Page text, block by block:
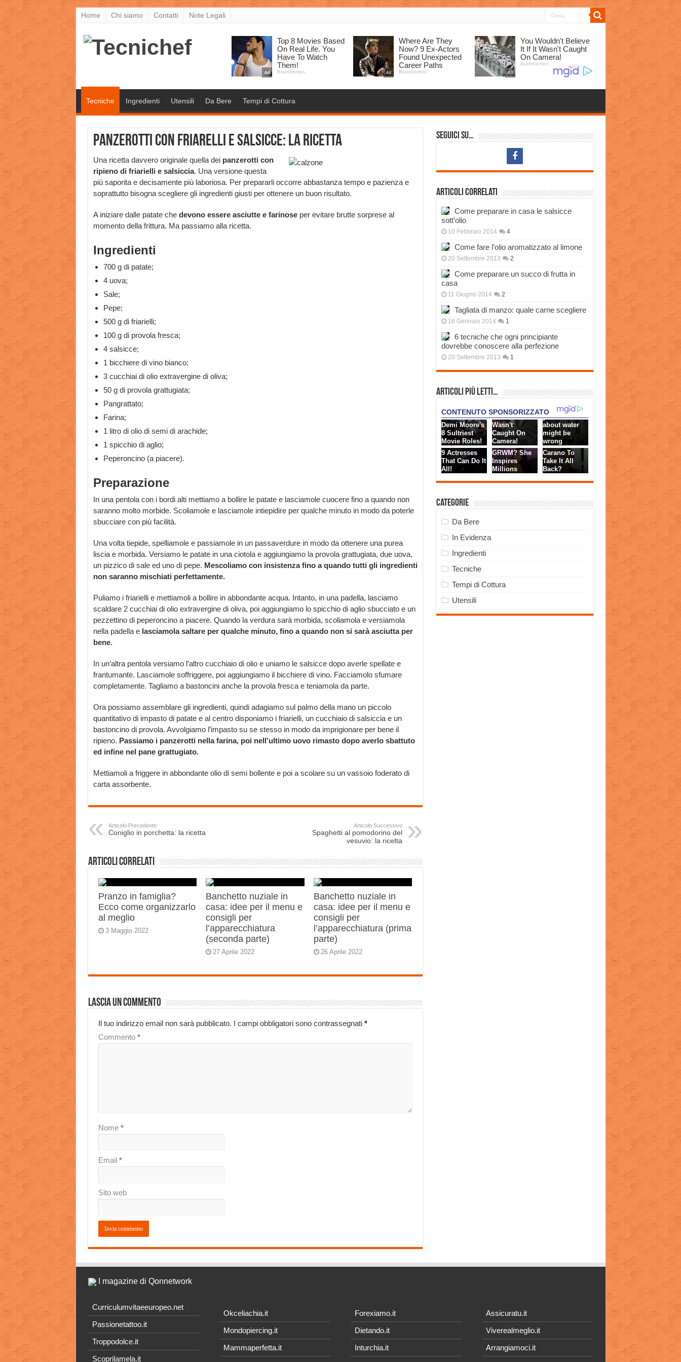
Home Chi siamo Contatti Note Legali
Tecniche Ingredienti Utensili Da Bere Tempi di Cottura
Panzerotti con friarelli e salsicce: la ricetta
Una ricetta davvero originale quella deipanzerotti con
ripieno di friarielli e salsiccia. Una versione questa
più saporita e decisamente più laboriosa. Per prepararli occorre abbastanza tempo e pazienza e
soprattutto bisogna scegliere gli ingredienti giusti per ottenere un buon risultato.
A iniziare dalle patate che devono essere asciutte e farinoseper evitare brutte sorprese al
momento della frittura. Ma passiamo alla ricetta.
Ingredienti
700 g di patate;
4 uova;
Sale;
Pepe;
500 g di friarielli;
100 g di provola fresca;
4 salsicce;
1 bicchiere di vino bianco;
3 cucchiai di olio extravergine di oliva;
50 g di provola grattugiata;
Pangrattato;
Farina;
1 litro di olio di semi di arachide;
1 spicchio di aglio;
Peperoncino (a piacere).
Preparazione
In una pentola con i bordi alti mettiamo a bollire le patate e lasciamole cuocere fino a quando non
saranno molto morbide. Scoliamole e lasciamole intiepidire per qualche minuto in modo da poterle
sbucciare con più facilità.
Una volta tiepide, spelliamole e passiamole in un passaverdure in modo da ottenere una purea
liscia e morbida. Versiamo le patate in una ciotola e aggiungiamo la provola grattugiata, due uova,
un pizzico di sale ed uno di pepe. Mescoliamo con insistenza fino a quando tutti gli ingredienti
non saranno mischiati perfettamente.
Puliamo i friarielli e mettiamoli a bollire in abbondante acqua. Intanto, in una padella, lasciamo
scaldare 2 cucchiai di olio extravergine di oliva, poi aggiungiamo lo spicchio di aglio sbucciato e un
pezzettino di peperoncino a piacere. Quando la verdura sarà morbida, scoliamola e versiamola
nella padella e lasciamola saltare per qualche minuto, fino a quando non si sarà asciutta per
bene.
In un’altra pentola versiamo l’altro cucchiaio di olio e uniamo le salsicce dopo averle spellate e
frantumante. Lasciamole soffriggere, poi aggiungiamo il bicchiere di vino. Facciamolo sfumare
completamente. Tagliamo a bastoncini anche la provola fresca e teniamola da parte.
Ora possiamo assemblare gli ingredienti, quindi adagiamo sul palmo della mano un piccolo
quantitativo di impasto di patate e al centro disponiamo i friarielli, un cucchiaio di salsiccia e un
bastoncino di provola. Avvolgiamo l’impasto su se stesso in modo da imprigionare per bene il
ripieno. Passiamo i panzerotti nella farina, poi nell’ultimo uovo rimasto dopo averlo sbattuto
ed infine nel pane grattugiato.
Mettiamoli a friggere in abbondante olio di semi bollente e poi a scolare su un vassoio foderato di
carta assorbente.
Articolo Precedente
Coniglio in porchetta: la ricetta
Articolo Successivo
Spaghetti al pomodorino del
vesuvio: la ricetta
Articoli correlati
Pranzo in famiglia?
Ecco come organizzarlo
al meglio
3 Maggio 2022
Banchetto nuziale in
casa: idee per il menu e
consigli per
l’apparecchiatura
(seconda parte)
27 Aprile 2022
Banchetto nuziale in
casa: idee per il menu e
consigli per
l’apparecchiatura (prima
parte)
26 Aprile 2022
Lascia un commento
Il tuo indirizzo email non sarà pubblicato. I campi obbligatori sono contrassegnati *
Commento *
Nome *
Email *
Sito web
Seguici su…
Articoli correlati
Come preparare in casa le salsicce
sott’olio
10 Febbraio 2014 4
Come fare l’olio aromatizzato al limone
20 Settembre 2013 2
Come preparare un succo di frutta in
casa
11 Giugno 2014 2
Tagliata di manzo: quale carne scegliere
16 Gennaio 2014 1
6 tecniche che ogni principiante
dovrebbe conoscere alla perfezione
20 Settembre 2013 1
Articoli più Letti…
Categorie
Da Bere
In Evidenza
Ingredienti
Tecniche
Tempi di Cottura
Utensili
I magazine di Qonnetwork
Curriculumvitaeeuropeo.net
Passionetattoo.it
Troppodolce.it
Scoprilamela.it
Okceliachia.it
Mondopiercing.it
Mammaperfetta.it
Forexiamo.it
Dietando.it
Inturchia.it
Assicuratu.it
Viverealmeglio.it
Arrangiamoci.it